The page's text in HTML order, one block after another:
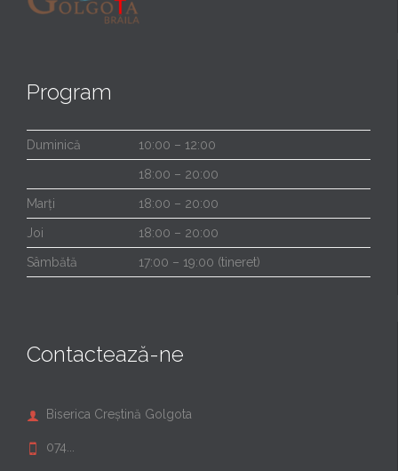
Program
Duminică 10:00 – 12:00
18:00 – 20:00
Marți 18:00 – 20:00
Joi 18:00 – 20:00
Sâmbătă 17:00 – 19:00 (tineret)
Contactează-ne
 Biserica Creștină Golgota
 074...